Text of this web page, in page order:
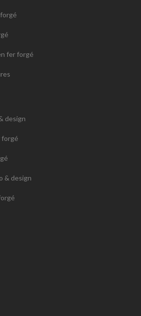
fer forgé
design
forgé
& design